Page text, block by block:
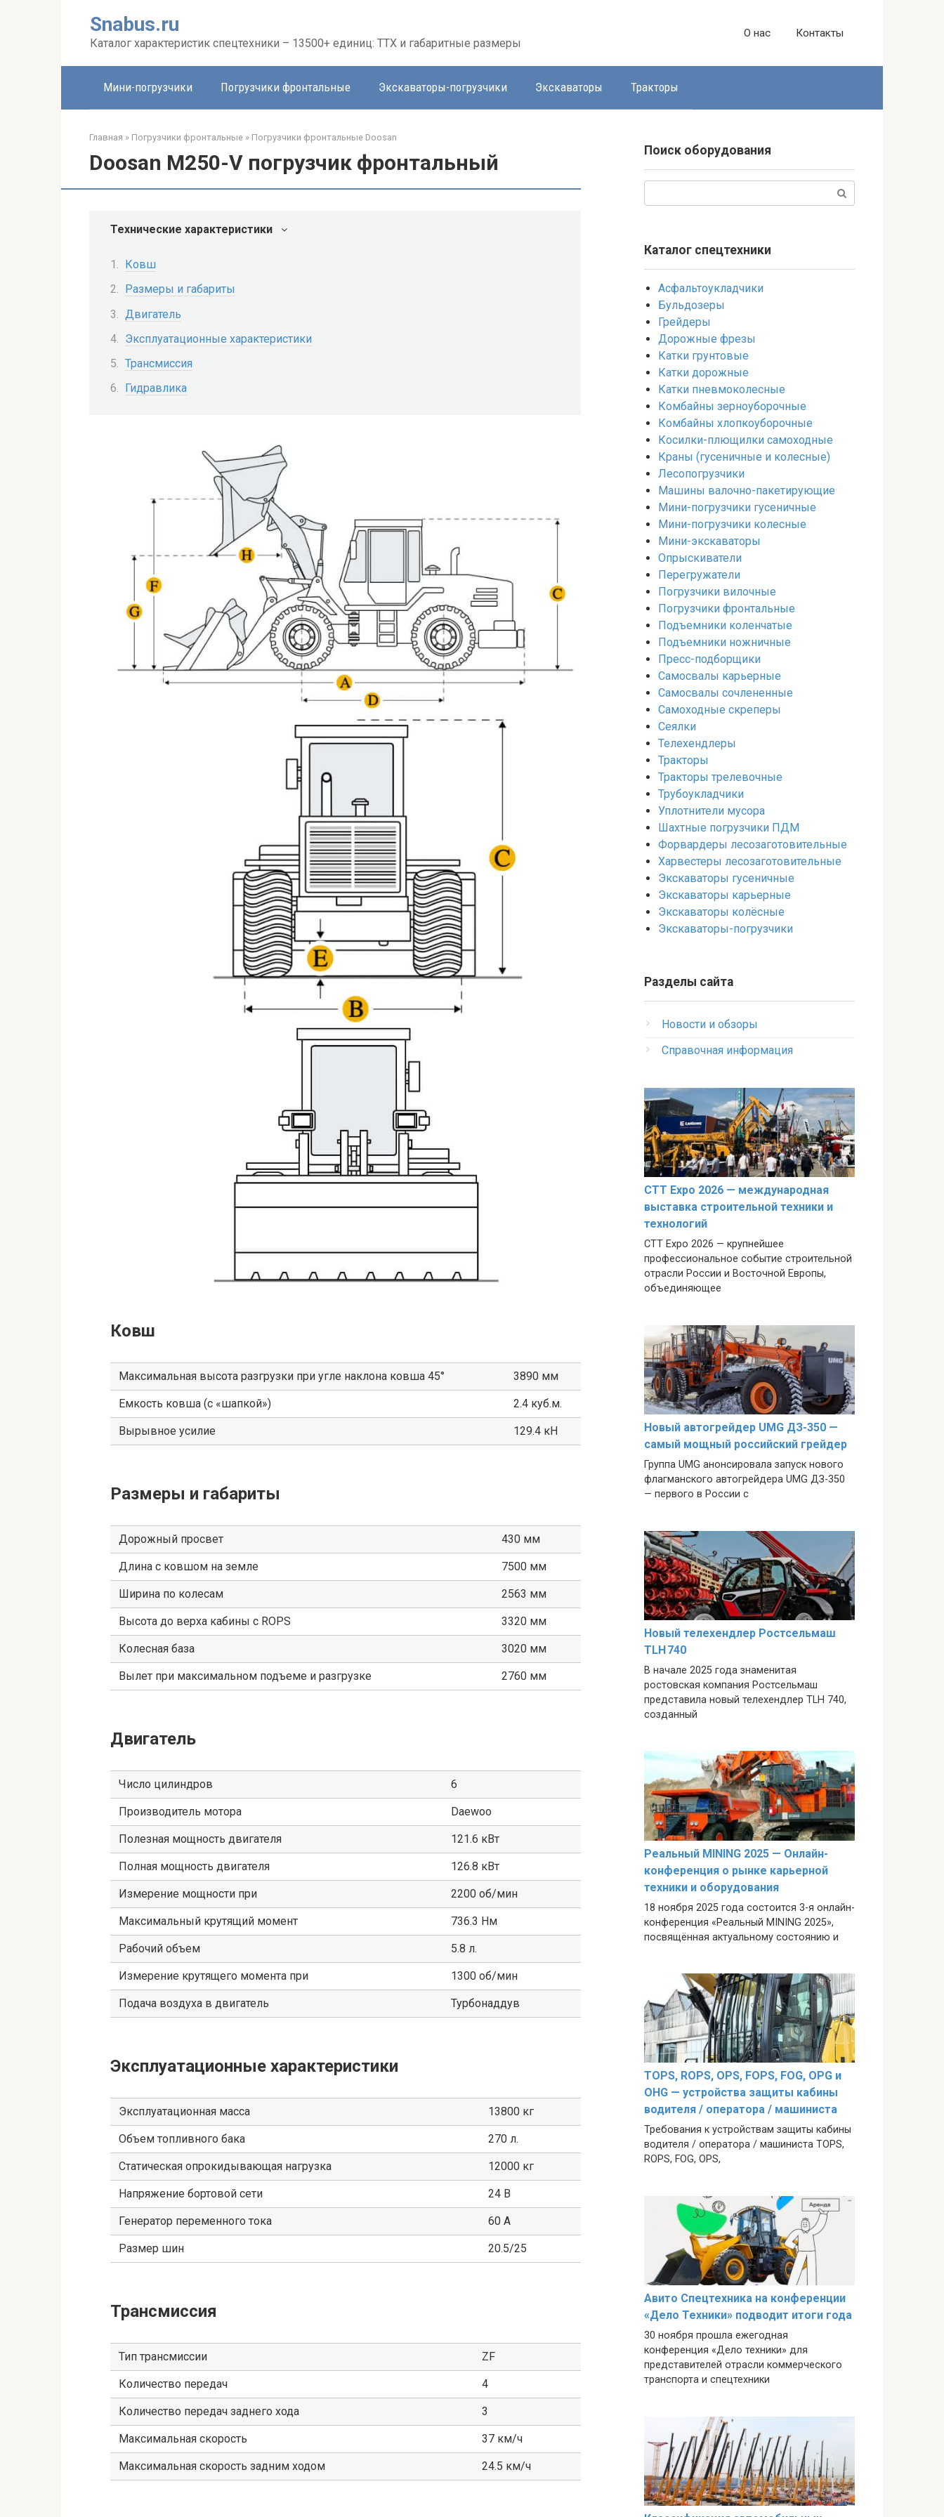
Snabus.ru
Каталог характеристик спецтехники – 13500+ единиц: ТТХ и габаритные размеры
О нас Контакты
Мини-погрузчики Погрузчики фронтальные Экскаваторы-погрузчики Экскаваторы Тракторы
Главная » Погрузчики фронтальные » Погрузчики фронтальные Doosan
Doosan M250-V погрузчик фронтальный
Технические характеристики
Ковш
Размеры и габариты
Двигатель
Эксплуатационные характеристики
Трансмиссия
Гидравлика
Ковш
Максимальная высота разгрузки при угле наклона ковша 45° 3890 мм
Емкость ковша (с «шапкой») 2.4 куб.м.
Вырывное усилие 129.4 кН
Размеры и габариты
Дорожный просвет 430 мм
Длина с ковшом на земле 7500 мм
Ширина по колесам 2563 мм
Высота до верха кабины с ROPS 3320 мм
Колесная база 3020 мм
Вылет при максимальном подъеме и разгрузке 2760 мм
Двигатель
Число цилиндров 6
Производитель мотора Daewoo
Полезная мощность двигателя 121.6 кВт
Полная мощность двигателя 126.8 кВт
Измерение мощности при 2200 об/мин
Максимальный крутящий момент 736.3 Нм
Рабочий объем 5.8 л.
Измерение крутящего момента при 1300 об/мин
Подача воздуха в двигатель Турбонаддув
Эксплуатационные характеристики
Эксплуатационная масса 13800 кг
Объем топливного бака 270 л.
Статическая опрокидывающая нагрузка 12000 кг
Напряжение бортовой сети 24 В
Генератор переменного тока 60 А
Размер шин 20.5/25
Трансмиссия
Тип трансмиссии ZF
Количество передач 4
Количество передач заднего хода 3
Максимальная скорость 37 км/ч
Максимальная скорость задним ходом 24.5 км/ч
Поиск оборудования
Каталог спецтехники
Асфальтоукладчики
Бульдозеры
Грейдеры
Дорожные фрезы
Катки грунтовые
Катки дорожные
Катки пневмоколесные
Комбайны зерноуборочные
Комбайны хлопкоуборочные
Косилки-плющилки самоходные
Краны (гусеничные и колесные)
Лесопогрузчики
Машины валочно-пакетирующие
Мини-погрузчики гусеничные
Мини-погрузчики колесные
Мини-экскаваторы
Опрыскиватели
Перегружатели
Погрузчики вилочные
Погрузчики фронтальные
Подъемники коленчатые
Подъемники ножничные
Пресс-подборщики
Самосвалы карьерные
Самосвалы сочлененные
Самоходные скреперы
Сеялки
Телехендлеры
Тракторы
Тракторы трелевочные
Трубоукладчики
Уплотнители мусора
Шахтные погрузчики ПДМ
Форвардеры лесозаготовительные
Харвестеры лесозаготовительные
Экскаваторы гусеничные
Экскаваторы карьерные
Экскаваторы колёсные
Экскаваторы-погрузчики
Разделы сайта
Новости и обзоры
Справочная информация
CTT Expo 2026 — международная
выставка строительной техники и
технологий
CTT Expo 2026 — крупнейшее
профессиональное событие строительной
отрасли России и Восточной Европы,
объединяющее
Новый автогрейдер UMG ДЗ-350 —
самый мощный российский грейдер
Группа UMG анонсировала запуск нового
флагманского автогрейдера UMG ДЗ-350
— первого в России с
Новый телехендлер Ростсельмаш
TLH 740
В начале 2025 года знаменитая
ростовская компания Ростсельмаш
представила новый телехендлер TLH 740,
созданный
Реальный MINING 2025 — Онлайн-
конференция о рынке карьерной
техники и оборудования
18 ноября 2025 года состоится 3-я онлайн-
конференция «Реальный MINING 2025»,
посвящённая актуальному состоянию и
TOPS, ROPS, OPS, FOPS, FOG, OPG и
OHG — устройства защиты кабины
водителя / оператора / машиниста
Требования к устройствам защиты кабины
водителя / оператора / машиниста TOPS,
ROPS, FOG, OPS,
Авито Спецтехника на конференции
«Дело Техники» подводит итоги года
30 ноября прошла ежегодная
конференция «Дело техники» для
представителей отрасли коммерческого
транспорта и спецтехники